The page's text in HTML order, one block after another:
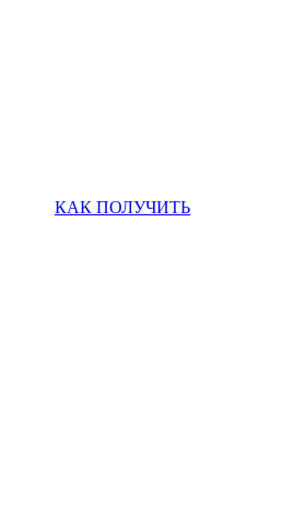
КАК ПОЛУЧИТЬ